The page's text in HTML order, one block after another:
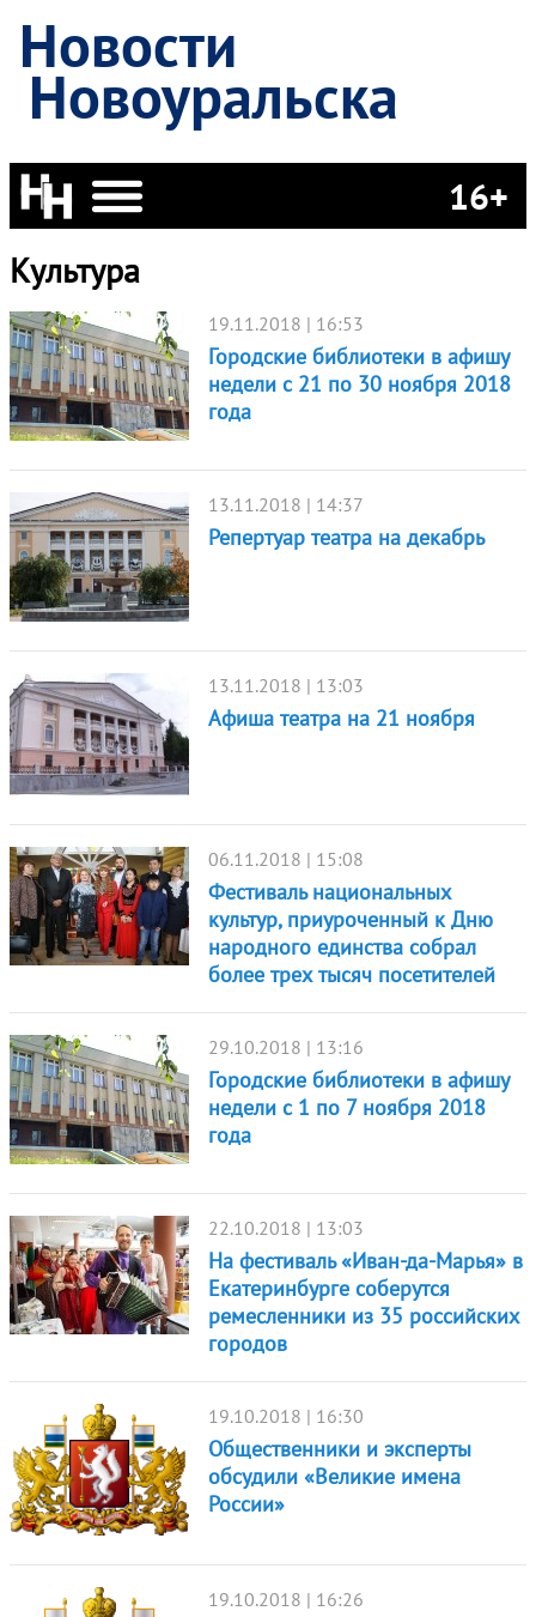
Новости
Новоуральска
16+
Культура
19.11.2018 | 16:53
Городские библиотеки в афишу
недели с 21 по 30 ноября 2018
года
13.11.2018 | 14:37
Репертуар театра на декабрь
13.11.2018 | 13:03
Афиша театра на 21 ноября
06.11.2018 | 15:08
Фестиваль национальных
культур, приуроченный к Дню
народного единства собрал
более трех тысяч посетителей
29.10.2018 | 13:16
Городские библиотеки в афишу
недели с 1 по 7 ноября 2018
года
22.10.2018 | 13:03
На фестиваль «Иван-да-Марья» в
Екатеринбурге соберутся
ремесленники из 35 российских
городов
19.10.2018 | 16:30
Общественники и эксперты
обсудили «Великие имена
России»
19.10.2018 | 16:26